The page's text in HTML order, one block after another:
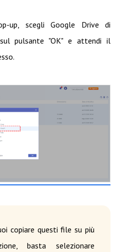
up, scegli Google Drive di
pulsante "OK" e attendi il
copiare questi file su più
basta selezionare